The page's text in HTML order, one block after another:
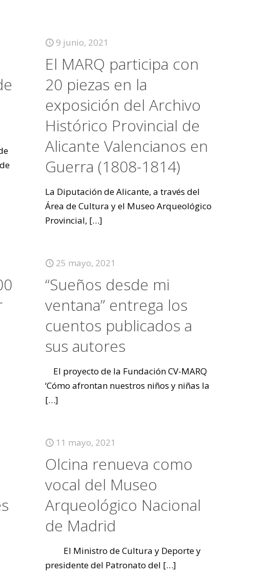
9 junio, 2021
El MARQ participa con
20 piezas en la
exposición del Archivo
Histórico Provincial de
Alicante Valencianos en
Guerra (1808-1814)
La Diputación de Alicante, a través del
Área de Cultura y el Museo Arqueológico
Provincial, […]
25 mayo, 2021
“Sueños desde mi
ventana” entrega los
cuentos publicados a
sus autores
El proyecto de la Fundación CV-MARQ
‘Cómo afrontan nuestros niños y niñas la
[…]
11 mayo, 2021
Olcina renueva como
vocal del Museo
Arqueológico Nacional
de Madrid
El Ministro de Cultura y Deporte y
presidente del Patronato del […]